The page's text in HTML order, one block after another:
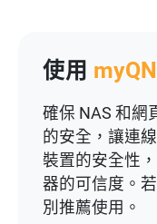
使用
確保 NAS 和網
的安全，讓連
裝置的安全性
器的可信度。
別推薦使用。